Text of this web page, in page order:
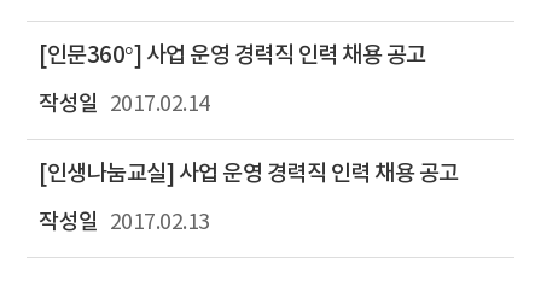
[인문360°] 사업 운영 경력직 인력 채용 공고
2017.02.14
[인생나눔교실] 사업 운영 경력직 인력 채용 공고
2017.02.13